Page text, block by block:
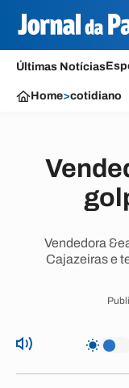
Últimas Notícias
Home>cotidiano
Vendedora
Cajazeiras e